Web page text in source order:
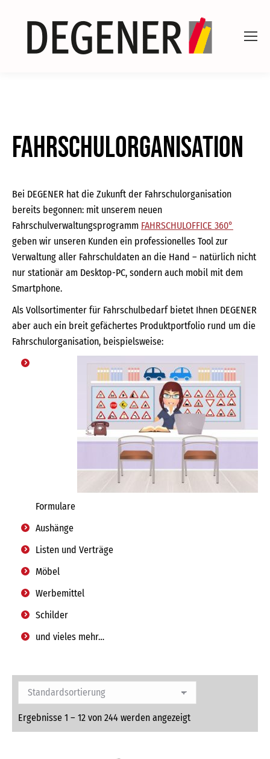
Fahrschulorganisation
Bei DEGENER hat die Zukunft der Fahrschulorganisation
bereits begonnen: mit unserem neuen
Fahrschulverwaltungsprogramm FAHRSCHULOFFICE 360°
geben wir unseren Kunden ein professionelles Tool zur
Verwaltung aller Fahrschuldaten an die Hand – natürlich nicht
nur stationär am Desktop-PC, sondern auch mobil mit dem
Smartphone.
Als Vollsortimenter für Fahrschulbedarf bietet Ihnen DEGENER
aber auch ein breit gefächertes Produktportfolio rund um die
Fahrschulorganisation, beispielsweise:
Formulare
Aushänge
Listen und Verträge
Möbel
Werbemittel
Schilder
und vieles mehr…
Ergebnisse 1 – 12 von 244 werden angezeigt